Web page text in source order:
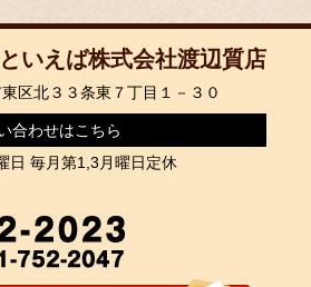
いえば株式会社渡辺質店
区北３３条東７丁目１－３０
合わせはこちら
日 毎月第1,3月曜日定休